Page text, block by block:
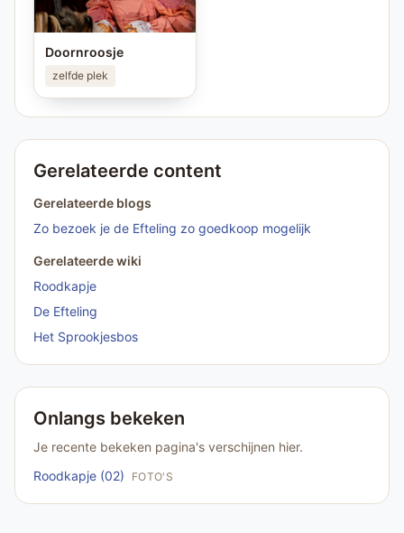
Doornroosje
zelfde plek
Gerelateerde content
Gerelateerde blogs
Zo bezoek je de Efteling zo goedkoop mogelijk
Gerelateerde wiki
Roodkapje
De Efteling
Het Sprookjesbos
Onlangs bekeken
Je recente bekeken pagina's verschijnen hier.
Roodkapje (02)
FOTO'S